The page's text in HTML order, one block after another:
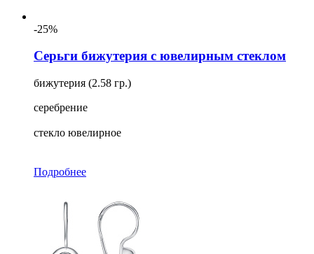
-25%
Серьги бижутерия с ювелирным стеклом
бижутерия (2.58 гр.)
серебрение
стекло ювелирное
Подробнее